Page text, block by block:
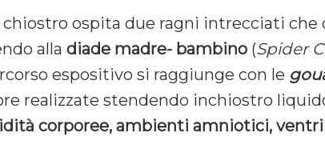
chiostro ospita due ragni intrecciati che
alla diade madre- bambino (Spider
espositivo si raggiunge con le
realizzate stendendo inchiostro
corporee, ambienti amniotici, ventri